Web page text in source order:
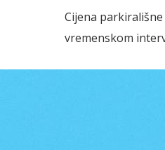
Cijena
vremenskom